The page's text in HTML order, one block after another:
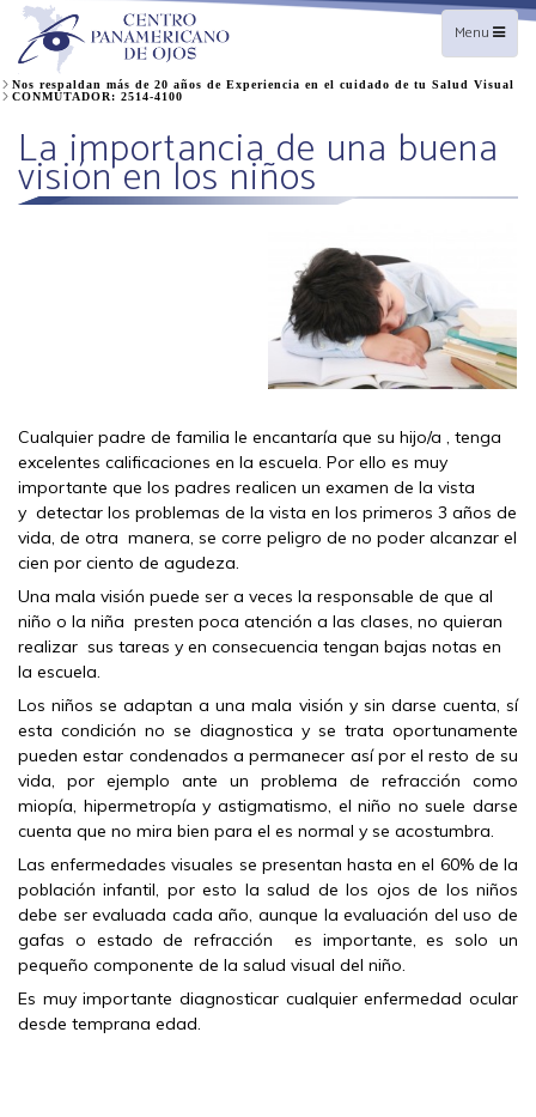
Toggle
navigation
Menu
Nos respaldan más de 20 años de Experiencia en el cuidado de tu Salud Visual
CONMUTADOR: 2514-4100
La importancia de una buena
visión en los niños
Cualquier padre de familia le encantaría que su hijo/a , tenga
excelentes calificaciones en la escuela. Por ello es muy
importante que los padres realicen un examen de la vista
y detectar los problemas de la vista en los primeros 3 años de
vida, de otra manera, se corre peligro de no poder alcanzar el
cien por ciento de agudeza.
Una mala visión puede ser a veces la responsable de que al
niño o la niña presten poca atención a las clases, no quieran
realizar sus tareas y en consecuencia tengan bajas notas en
la escuela.
Los niños se adaptan a una mala visión y sin darse cuenta, sí
esta condición no se diagnostica y se trata oportunamente
pueden estar condenados a permanecer así por el resto de su
vida, por ejemplo ante un problema de refracción como
miopía, hipermetropía y astigmatismo, el niño no suele darse
cuenta que no mira bien para el es normal y se acostumbra.
Las enfermedades visuales se presentan hasta en el 60% de la
población infantil, por esto la salud de los ojos de los niños
debe ser evaluada cada año, aunque la evaluación del uso de
gafas o estado de refracción es importante, es solo un
pequeño componente de la salud visual del niño.
Es muy importante diagnosticar cualquier enfermedad ocular
desde temprana edad.